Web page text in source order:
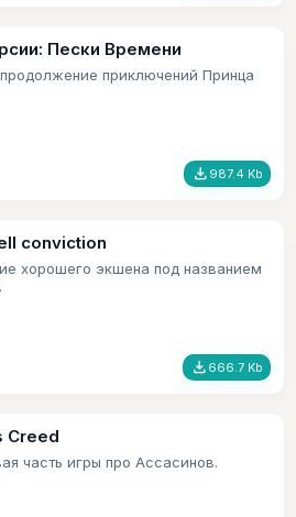
Пески Времени
приключений Принца
file_download 987.4 Kb
conviction
хорошего экшена под названием
file_download 666.7 Kb
Creed
часть игры про Ассасинов.